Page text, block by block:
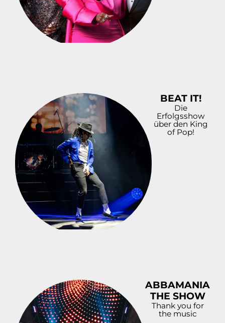
BEAT IT!
Die
Erfolgsshow
über den King
of Pop!
ABBAMANIA
THE SHOW
Thank you for
the music